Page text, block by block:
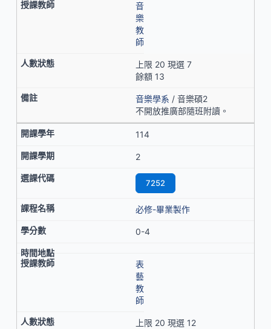
音
樂
教
師
上限 20 現選 7
餘額 13
音樂學系 / 音樂碩2
不開放推廣部隨班附讀。
114
2
7252
必修-畢業製作
0-4
表
藝
教
師
上限 20 現選 12